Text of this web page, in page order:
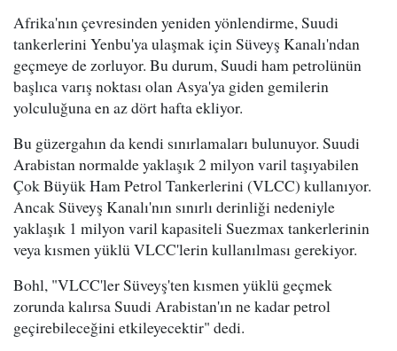
Afrika'nın çevresinden yeniden yönlendirme, Suudi
tankerlerini Yenbu'ya ulaşmak için Süveyş Kanalı'ndan
geçmeye de zorluyor. Bu durum, Suudi ham petrolünün
başlıca varış noktası olan Asya'ya giden gemilerin
yolculuğuna en az dört hafta ekliyor.
Bu güzergahın da kendi sınırlamaları bulunuyor. Suudi
Arabistan normalde yaklaşık 2 milyon varil taşıyabilen
Çok Büyük Ham Petrol Tankerlerini (VLCC) kullanıyor.
Ancak Süveyş Kanalı'nın sınırlı derinliği nedeniyle
yaklaşık 1 milyon varil kapasiteli Suezmax tankerlerinin
veya kısmen yüklü VLCC'lerin kullanılması gerekiyor.
Bohl, "VLCC'ler Süveyş'ten kısmen yüklü geçmek
zorunda kalırsa Suudi Arabistan'ın ne kadar petrol
geçirebileceğini etkileyecektir" dedi.